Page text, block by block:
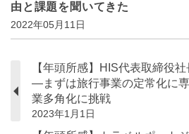
由と課題を聞いてきた
2022年05月11日
【年頭所感】HIS代表取締
―まずは旅行事業の定常化に
業多角化に挑戦
2023年1月1日